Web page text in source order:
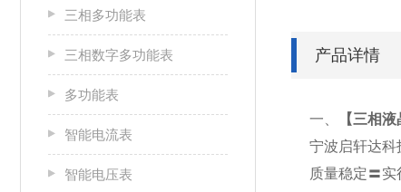
三相多功能表
三相数字多功能表
多功能表
智能电流表
智能电压表
产品详情
一、 【三相液
宁波启轩达科
质量稳定〓实